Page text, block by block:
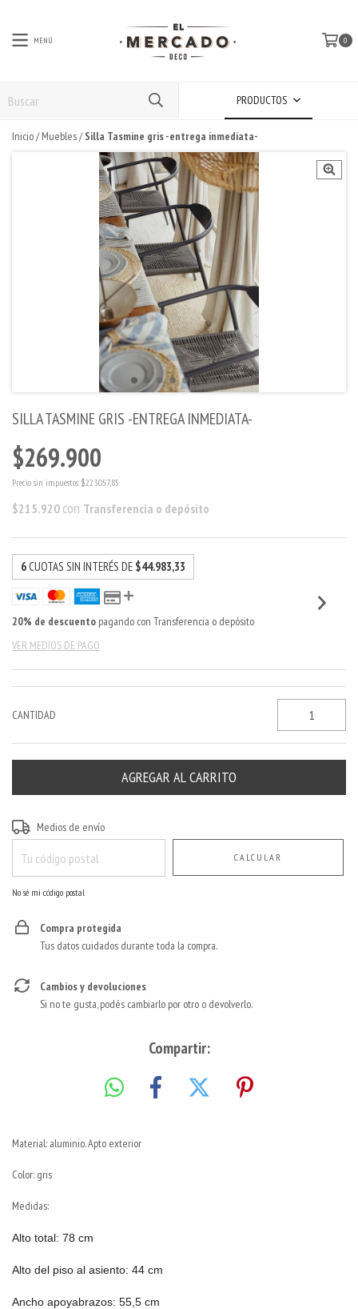
MENÚ 0
PRODUCTOS
Inicio/ Muebles/ Silla Tasmine gris -entrega inmediata-
SILLA TASMINE GRIS -ENTREGA INMEDIATA-
$269.900
Precio sin impuestos $223.057,85
$215.920 con Transferencia o depósito
6CUOTAS SIN INTERÉS DE $44.983,33
20% de descuento pagando con Transferencia o depósito
VER MEDIOS DE PAGO
CANTIDAD
Entregas para el CP:
Medios de envío
CALCULAR
No sé mi código postal
Compra protegida
Tus datos cuidados durante toda la compra.
Cambios y devoluciones
Si no te gusta, podés cambiarlo por otro o devolverlo.
Compartir:
Material: aluminio. Apto exterior
Color: gris
Medidas:
Alto total: 78 cm
Alto del piso al asiento: 44 cm
Ancho apoyabrazos: 55,5 cm